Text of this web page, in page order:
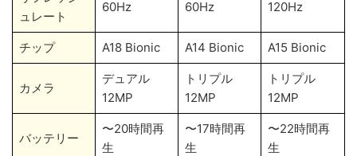
ュレート
60Hz 60Hz 120Hz
チップ A18 Bionic A14 Bionic A15 Bionic
カメラ
デュアル
12MP
トリプル
12MP
トリプル
12MP
バッテリー
〜20時間再
生
〜17時間再
生
〜22時間再
生